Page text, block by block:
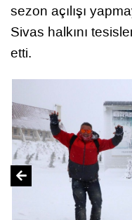
sezon açılışı
Sivas halkını
etti.